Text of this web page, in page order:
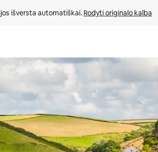
išversta automatiškai. Rodyti originalo kalba